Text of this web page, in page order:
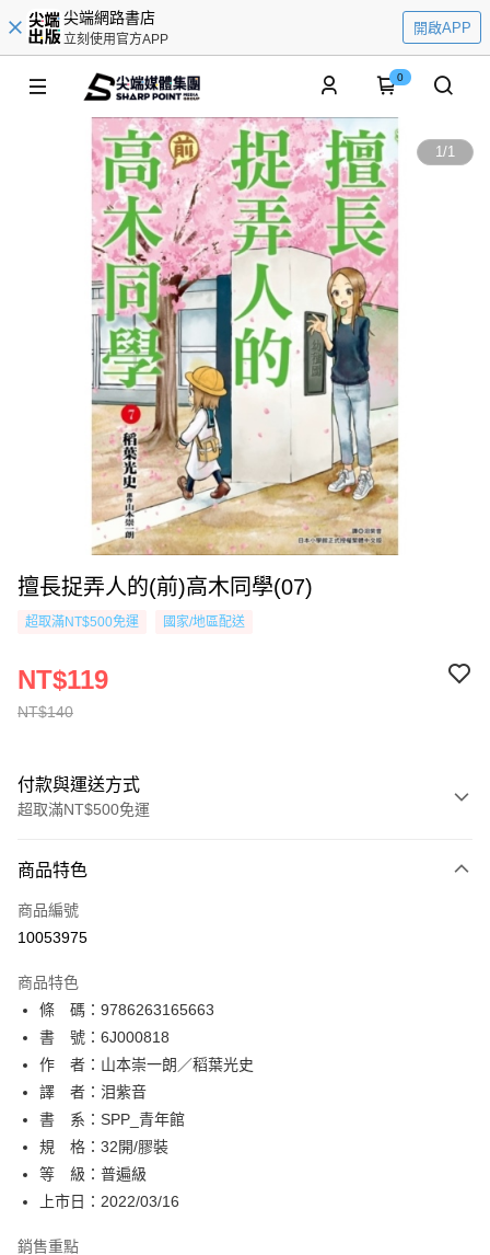
尖端網路書店
立刻使用官方APP
開啟APP
0
1/1
擅長捉弄人的(前)高木同學(07)
超取滿NT$500免運 國家/地區配送
NT$140
NT$119
付款與運送方式
超取滿NT$500免運
信用卡一次付款
超商取貨付款
相關說明
【關於「AFTEE先享後付」】
AFTEE先享後付是「在收到商品之後才付款」的支付方式。 讓您購物簡單
便利好安心！
１．簡單：不需註冊會員、不需綁卡、不需儲值。
２．便利：只要手機號碼，簡訊認證，即可結帳。
３．安心：先確認商品／服務後，再付款。
【「AFTEE先享後付」結帳流程】
１．於結帳方式選擇「AFTEE先享後付」後，將跳轉至「AFTEE先享後付」
結帳頁面，進行簡訊認證並確認金額後，即可完成結帳。
２．訂單成立數日內，您將收到繳費通知簡訊。
ATM／網路銀行／等多元方式進行付款，方視為交易完成。
ATM付款
運送方式
全家取貨付款
每筆NT$80，滿NT$500(含以上)免運費
付款後全家取貨
商品特色
商品編號
10053975
商品特色
條 碼：9786263165663
書 號：6J000818
作 者：山本崇一朗／稻葉光史
譯 者：泪紫音
書 系：SPP_青年館
規 格：32開/膠裝
等 級：普遍級
上市日：2022/03/16
銷售重點